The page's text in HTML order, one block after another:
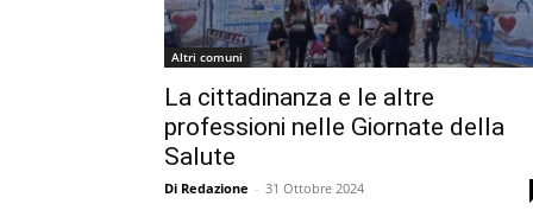
Altri comuni
La cittadinanza e le altre
professioni nelle Giornate della
Salute
Di Redazione - 31 Ottobre 2024